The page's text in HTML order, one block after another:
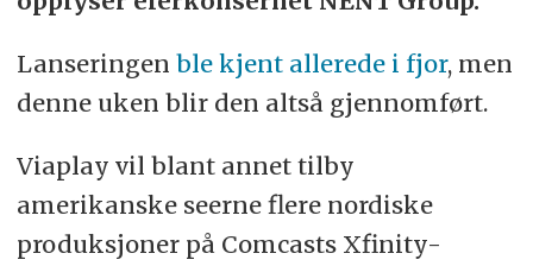
Lanseringen ble kjent allerede i fjor, men
denne uken blir den altså gjennomført.
Viaplay vil blant annet tilby
amerikanske seerne flere nordiske
produksjoner på Comcasts Xfinity-